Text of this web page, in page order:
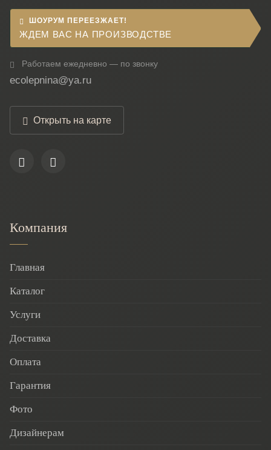
ШОУРУМ ПЕРЕЕЗЖАЕТ!
ЖДЕМ ВАС НА ПРОИЗВОДСТВЕ
Работаем ежедневно — по звонку
ecolepnina@ya.ru
Открыть на карте
Компания
Главная
Каталог
Услуги
Доставка
Оплата
Гарантия
Фото
Дизайнерам